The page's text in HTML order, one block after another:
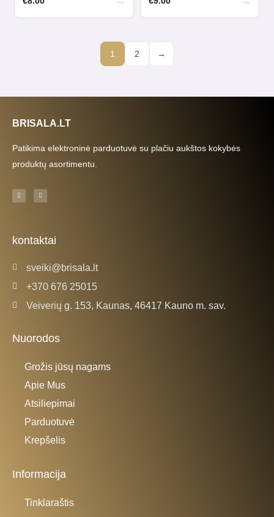
1 2 →
BRISALA.LT
Patikima elektroninė parduotuvė su plačiu aukštos kokybės
produktų asortimentu.
F
a
c
-
f
I
n
s
m
kontaktai
sveiki@brisala.lt
+370 676 25015
Veiverių g. 153, Kaunas, 46417 Kauno m. sav.
Nuorodos
Grožis jūsų nagams
Apie Mus
Atsiliepimai
Parduotuvė
Krepšelis
Informacija
Tinklaraštis